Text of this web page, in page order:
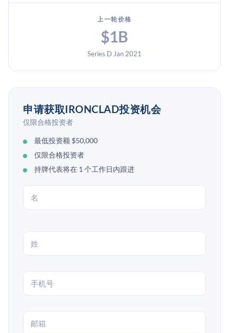
上一轮价格
$1B
Series D Jan 2021
申请获取IRONCLAD投资机会
仅限合格投资者
最低投资额 $50,000
仅限合格投资者
持牌代表将在 1 个工作日内跟进